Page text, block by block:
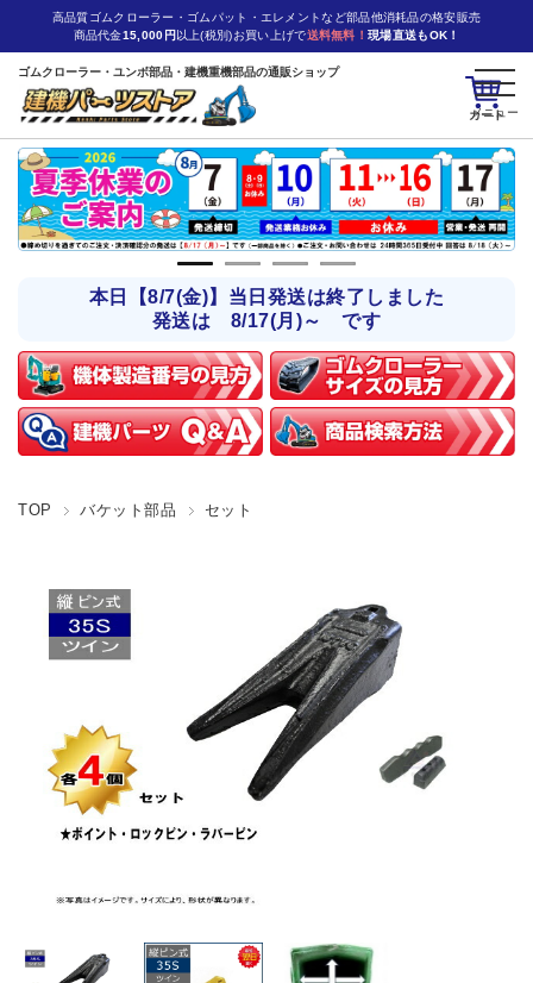
カート
高品質ゴムクローラー・ゴムパット・エレメントなど部品他消耗品の格安販売
商品代金15,000円 以上(税別)お買い上げで送料無料！ 現場直送もOK！
ゴムクローラー・ユンボ部品・建機重機部品の通販ショップ
本日【8/7(金)】当日発送は終了しました
発送は 8/17(月)～ です
TOP バケット部品 セット